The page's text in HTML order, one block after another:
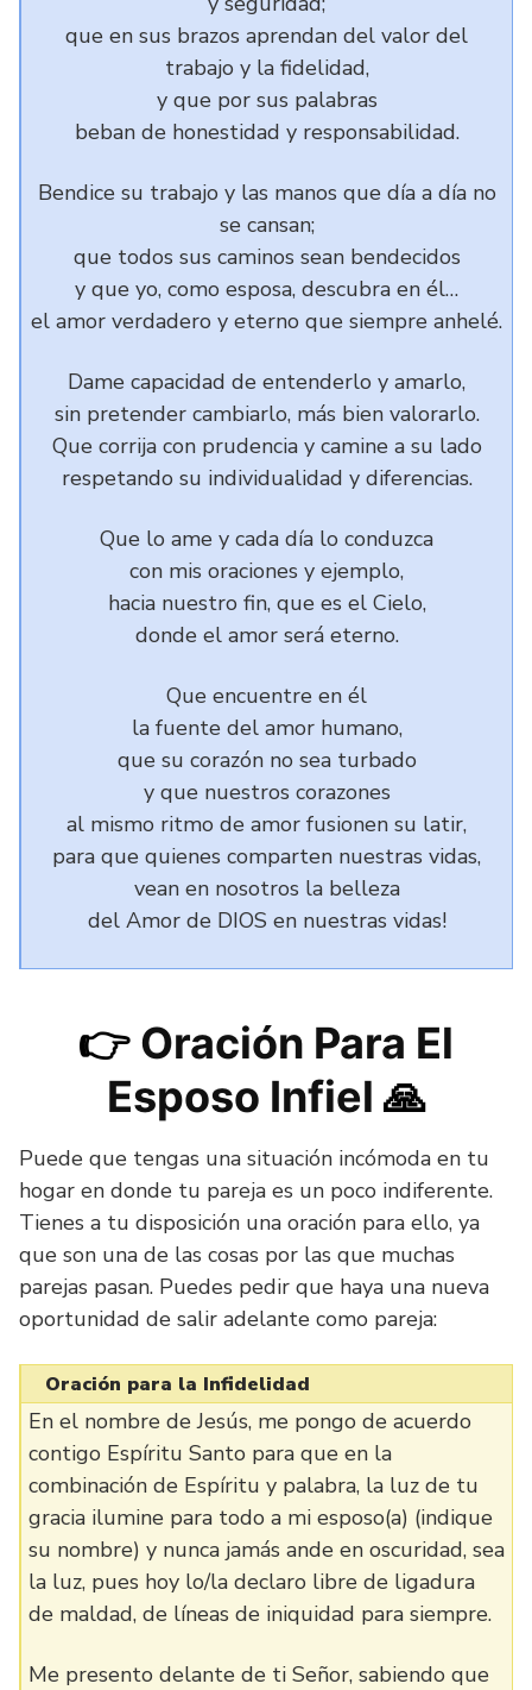
que en sus brazos aprendan del valor del
trabajo y la fidelidad,
y que por sus palabras
beban de honestidad y responsabilidad.
Bendice su trabajo y las manos que día a día no
se cansan;
que todos sus caminos sean bendecidos
y que yo, como esposa, descubra en él…
el amor verdadero y eterno que siempre anhelé.
Dame capacidad de entenderlo y amarlo,
sin pretender cambiarlo, más bien valorarlo.
Que corrija con prudencia y camine a su lado
respetando su individualidad y diferencias.
Que lo ame y cada día lo conduzca
con mis oraciones y ejemplo,
hacia nuestro fin, que es el Cielo,
donde el amor será eterno.
Que encuentre en él
la fuente del amor humano,
que su corazón no sea turbado
y que nuestros corazones
al mismo ritmo de amor fusionen su latir,
para que quienes comparten nuestras vidas,
vean en nosotros la belleza
del Amor de DIOS en nuestras vidas!
👉 Oración Para El
Esposo Infiel 🙏
Puede que tengas una situación incómoda en tu
hogar en donde tu pareja es un poco indiferente.
Tienes a tu disposición una oración para ello, ya
que son una de las cosas por las que muchas
parejas pasan. Puedes pedir que haya una nueva
oportunidad de salir adelante como pareja:
Oración para la Infidelidad
En el nombre de Jesús, me pongo de acuerdo
contigo Espíritu Santo para que en la
combinación de Espíritu y palabra, la luz de tu
gracia ilumine para todo a mi esposo(a) (indique
su nombre) y nunca jamás ande en oscuridad, sea
la luz, pues hoy lo/la declaro libre de ligadura
de maldad, de líneas de iniquidad para siempre.
Me presento delante de ti Señor, sabiendo que